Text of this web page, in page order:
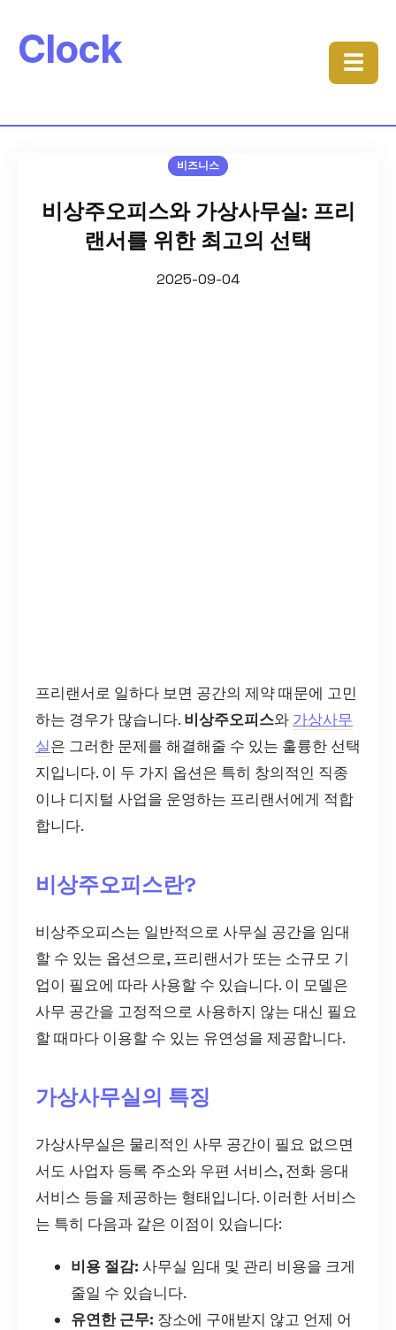
Clock ☰
비즈니스
비상주오피스와 가상사무실: 프리
랜서를 위한 최고의 선택
2025-09-04
프리랜서로 일하다 보면 공간의 제약 때문에 고민
하는 경우가 많습니다. 비상주오피스와 가상사무
실은 그러한 문제를 해결해줄 수 있는 훌륭한 선택
지입니다. 이 두 가지 옵션은 특히 창의적인 직종
이나 디지털 사업을 운영하는 프리랜서에게 적합
합니다.
비상주오피스란?
비상주오피스는 일반적으로 사무실 공간을 임대
할 수 있는 옵션으로, 프리랜서가 또는 소규모 기
업이 필요에 따라 사용할 수 있습니다. 이 모델은
사무 공간을 고정적으로 사용하지 않는 대신 필요
할 때마다 이용할 수 있는 유연성을 제공합니다.
가상사무실의 특징
가상사무실은 물리적인 사무 공간이 필요 없으면
서도 사업자 등록 주소와 우편 서비스, 전화 응대
서비스 등을 제공하는 형태입니다. 이러한 서비스
는 특히 다음과 같은 이점이 있습니다:
비용 절감: 사무실 임대 및 관리 비용을 크게
줄일 수 있습니다.
유연한 근무: 장소에 구애받지 않고 언제 어